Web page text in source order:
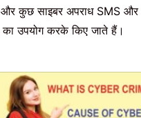
और कुछ साइबर अपराध SMS और
का उपयोग करके किए जाते हैं।